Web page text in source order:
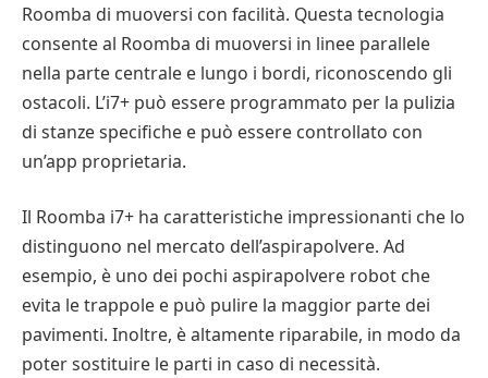
Roomba di muoversi con facilità. Questa tecnologia
consente al Roomba di muoversi in linee parallele
nella parte centrale e lungo i bordi, riconoscendo gli
ostacoli. L’i7+ può essere programmato per la pulizia
di stanze specifiche e può essere controllato con
un’app proprietaria.
Il Roomba i7+ ha caratteristiche impressionanti che lo
distinguono nel mercato dell’aspirapolvere. Ad
esempio, è uno dei pochi aspirapolvere robot che
evita le trappole e può pulire la maggior parte dei
pavimenti. Inoltre, è altamente riparabile, in modo da
poter sostituire le parti in caso di necessità.